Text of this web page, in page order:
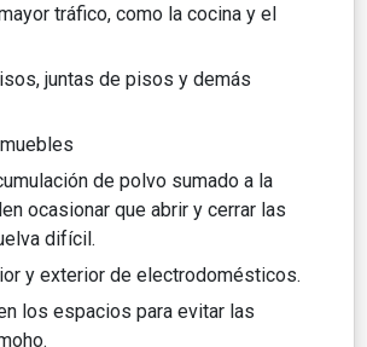
tráfico, como la cocina y el
juntas de pisos y demás
de polvo sumado a la
ocasionar que abrir y cerrar las
difícil.
y exterior de electrodomésticos.
los espacios para evitar las